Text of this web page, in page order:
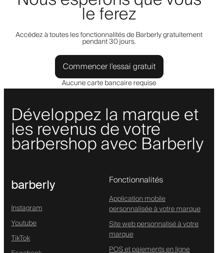
le ferez
Accédez à toutes les fonctionnalités de Barberly gratuitement
pendant 30 jours.
Commencer l'essai gratuit
Aucune carte bancaire requise
Développez la marque et
les revenus de votre
barbershop avec Barberly
barberly
Instagram
Youtube
TikTok
Fonctionnalités
Application mobile
personnalisée à votre marque
Site web personnalisé à votre
marque
POS et paiements en ligne